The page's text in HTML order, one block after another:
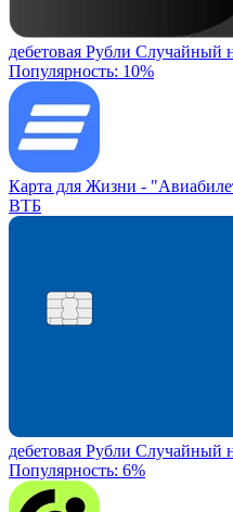
дебетовая Рубли Случайный
Популярность: 10%
Карта для Жизни -
ВТБ
дебетовая Рубли Случайный
Популярность: 6%